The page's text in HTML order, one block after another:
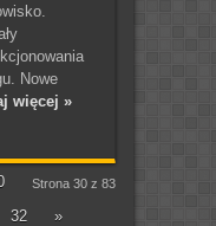
Nowe
więcej »
Strona 30 z 83
32
»